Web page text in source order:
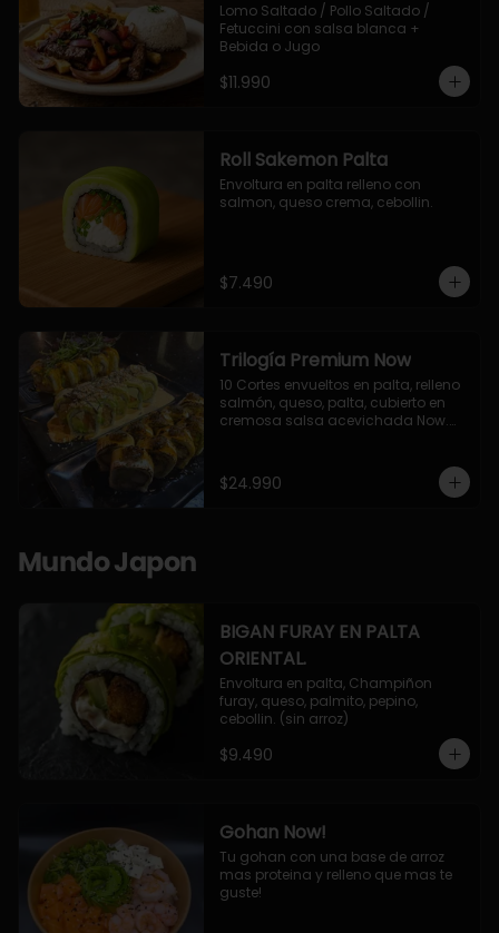
Lomo Saltado / Pollo Saltado /
Fetuccini con salsa blanca +
Bebida o Jugo
$11.990
Roll Sakemon Palta
Envoltura en palta relleno con
salmon, queso crema, cebollin.
$7.490
Trilogía Premium Now
10 Cortes envueltos en palta, relleno
salmón, queso, palta, cubierto en
cremosa salsa acevichada Now.
palta, cubierto con topping de
chimichurri de la casa flambeado.
$24.990
Mundo Japon
BIGAN FURAY EN PALTA
ORIENTAL.
Envoltura en palta, Champiñon
furay, queso, palmito, pepino,
cebollin. (sin arroz)
$9.490
Gohan Now!
Tu gohan con una base de arroz
mas proteina y relleno que mas te
guste!